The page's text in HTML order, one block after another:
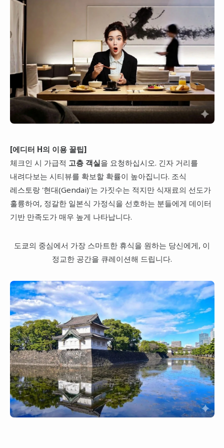
[에디터 H의 이용 꿀팁]
체크인 시 가급적 고층 객실을 요청하십시오. 긴자 거리를
내려다보는 시티뷰를 확보할 확률이 높아집니다. 조식
레스토랑 '현대(Gendai)'는 가짓수는 적지만 식재료의 선도가
훌륭하여, 정갈한 일본식 가정식을 선호하는 분들에게 데이터
기반 만족도가 매우 높게 나타납니다.
도쿄의 중심에서 가장 스마트한 휴식을 원하는 당신에게, 이
정교한 공간을 큐레이션해 드립니다.